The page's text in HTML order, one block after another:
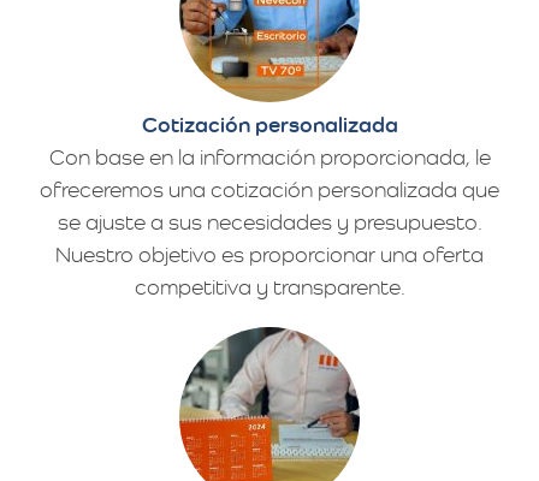
Cotización personalizada
Con base en la información proporcionada, le
ofreceremos una cotización personalizada que
se ajuste a sus necesidades y presupuesto.
Nuestro objetivo es proporcionar una oferta
competitiva y transparente.